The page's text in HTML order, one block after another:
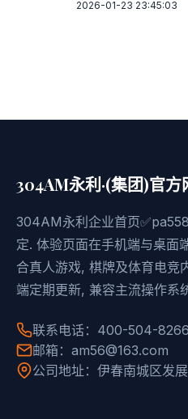
2026-01-23 23:45:03
304AM永利·(集团)官方
304AM永利企业首页
定. 体验页面在手机端与桌面
合真人游戏, 棋牌及体育电竞
端定期更新, 兼容主流操作系
联系电话：400-504-8266
邮箱：am56@163.com
公司地址：伊春南城区发